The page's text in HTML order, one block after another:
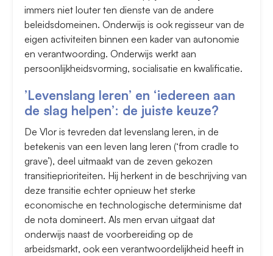
immers niet louter ten dienste van de andere
beleidsdomeinen. Onderwijs is ook regisseur van de
eigen activiteiten binnen een kader van autonomie
en verantwoording. Onderwijs werkt aan
persoonlijkheidsvorming, socialisatie en kwalificatie.
’Levenslang leren’ en ‘iedereen aan
de slag helpen’: de juiste keuze?
De Vlor is tevreden dat levenslang leren, in de
betekenis van een leven lang leren (‘from cradle to
grave’), deel uitmaakt van de zeven gekozen
transitieprioriteiten. Hij herkent in de beschrijving van
deze transitie echter opnieuw het sterke
economische en technologische determinisme dat
de nota domineert. Als men ervan uitgaat dat
onderwijs naast de voorbereiding op de
arbeidsmarkt, ook een verantwoordelijkheid heeft in